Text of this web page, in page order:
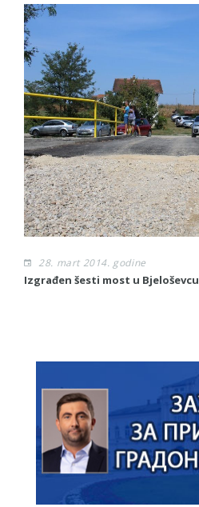
28. mart 2014. godine
Izgrađen šesti most u Bjeloševcu